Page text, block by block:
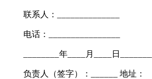
联系人：______________
电话：________________
________年____月____日________
负责人（签字）：______ 地址：